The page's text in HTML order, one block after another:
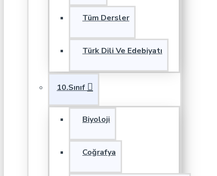
Tüm Dersler
Türk Dili Ve Edebiyatı
10.Sınıf
Biyoloji
Coğrafya